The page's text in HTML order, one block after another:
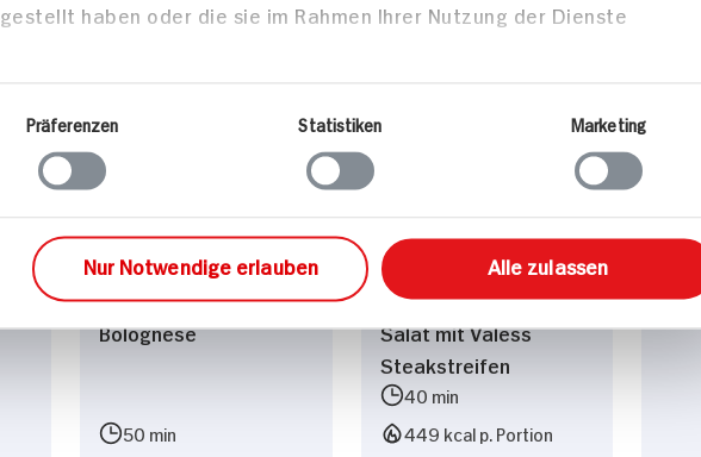
haben oder die sie im Rahmen Ihrer Nutzung der Dienste
Präferenzen Statistiken Marketing
Nur Notwendige erlauben Alle zulassen
Spaghetti mit Kürbis-
Bolognese
50 min
Linsen-Rote Beete
Salat mit Valess
Steakstreifen
40 min
449 kcal p. Portion